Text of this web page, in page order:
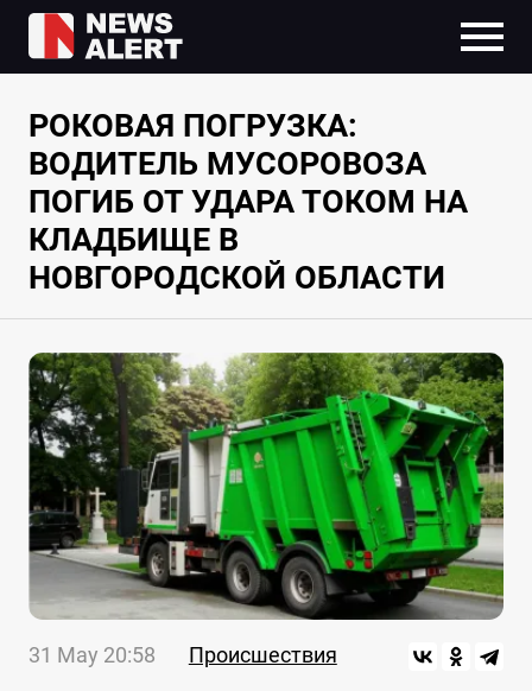
РОКОВАЯ ПОГРУЗКА:
ВОДИТЕЛЬ МУСОРОВОЗА
ПОГИБ ОТ УДАРА ТОКОМ НА
КЛАДБИЩЕ В
НОВГОРОДСКОЙ ОБЛАСТИ
31 May 20:58 Происшествия